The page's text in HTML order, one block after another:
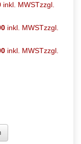
inkl. MWSTzzgl.
inkl. MWSTzzgl.
inkl. MWSTzzgl.